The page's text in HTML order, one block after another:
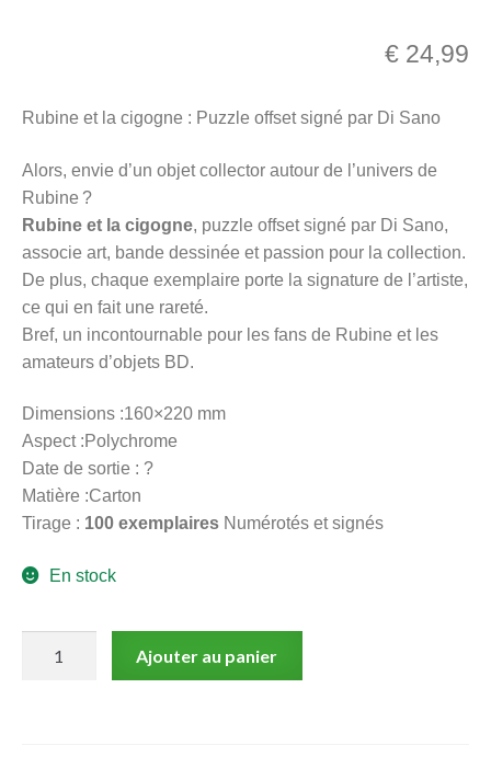
enfant
Ouvrir
enfant
€ 24,99
Rubine et la cigogne : Puzzle offset signé par Di Sano
Alors, envie d’un objet collector autour de l’univers de
Rubine ?
Rubine et la cigogne, puzzle offset signé par Di Sano,
associe art, bande dessinée et passion pour la collection.
De plus, chaque exemplaire porte la signature de l’artiste,
ce qui en fait une rareté.
Bref, un incontournable pour les fans de Rubine et les
amateurs d’objets BD.
Dimensions :160×220 mm
Aspect :Polychrome
Date de sortie : ?
Matière :Carton
Tirage : 100 exemplaires Numérotés et signés
En stock
Ajouter au panier